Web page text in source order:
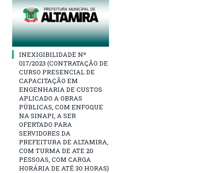
INEXIGIBILIDADE Nº
017/2023 (CONTRATAÇÃO DE
CURSO PRESENCIAL DE
CAPACITAÇÃO EM
ENGENHARIA DE CUSTOS
APLICADO A OBRAS
PÚBLICAS, COM ENFOQUE
NA SINAPI, A SER
OFERTADO PARA
SERVIDORES DA
PREFEITURA DE ALTAMIRA,
COM TURMA DE ATE 20
PESSOAS, COM CARGA
HORÁRIA DE ATÉ 30 HORAS)